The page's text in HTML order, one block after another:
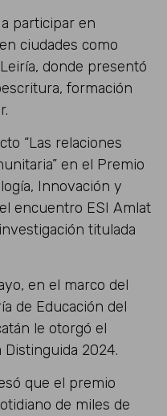
participar en
ciudades como
donde presentó
formación
“Las relaciones
en el Premio
Innovación y
encuentro ESI Amlat
titulada
en el marco del
de Educación del
le otorgó el
2024.
que el premio
de miles de